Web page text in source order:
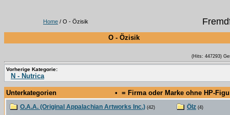
Home / O - Özisik
O - Özisik
(Hits: 447293)
Vorherige Kategorie:
N - Nutrica
Unterkategorien • = Firma oder Marke ohne HP-
O.A.A. (Original Appalachian Artworks Inc.) (42) Ölz (4)